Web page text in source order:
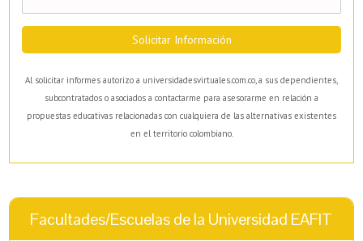
Solicitar Información
Al solicitar informes autorizo a universidadesvirtuales.com.co, a sus dependientes,
subcontratados o asociados a contactarme para asesorarme en relación a
propuestas educativas relacionadas con cualquiera de las alternativas existentes
en el territorio colombiano.
Facultades/Escuelas de la Universidad EAFIT